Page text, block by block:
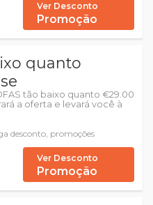
Ver Desconto
Promoção
quanto
tão baixo quanto €29.00
a oferta e levará você à
desconto, promoções
Ver Desconto
Promoção